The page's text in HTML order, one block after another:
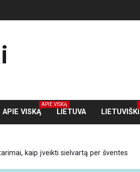
APIE VISKĄ
APIE VISKĄ
LIETUVA LIETUVIŠKI
kaip įveikti sielvartą per šventes